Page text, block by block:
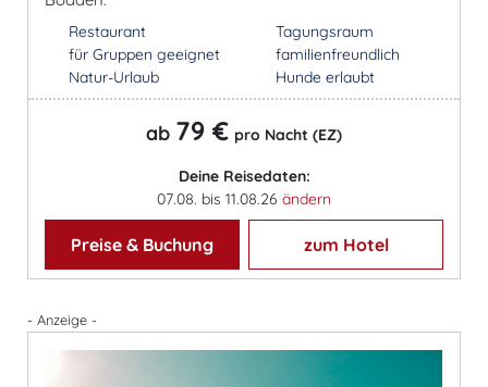
Restaurant
für Gruppen geeignet
Natur-Urlaub
Tagungsraum
familienfreundlich
Hunde erlaubt
ab 79 € pro Nacht (EZ)
Deine Reisedaten:
07.08. bis 11.08.26 ändern
Preise & Buchung zum Hotel
- Anzeige -